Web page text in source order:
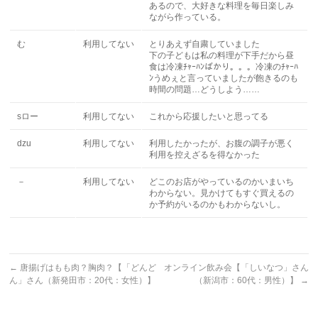
あるので、大好きな料理を毎日楽しみ
ながら作っている。
む 利用してない
とりあえず自粛していました
下の子どもは私の料理が下手だから昼
食は冷凍ﾁｬｰﾊﾝばかり。。。冷凍のﾁｬｰﾊ
ﾝうめぇと言っていましたが飽きるのも
時間の問題…どうしよう……
sロー 利用してない これから応援したいと思ってる
dzu 利用してない
利用したかったが、お腹の調子が悪く
利用を控えざるを得なかった
－ 利用してない
どこのお店がやっているのかいまいち
わからない。見かけてもすぐ買えるの
か予約がいるのかもわからないし。
← 唐揚げはもも肉？胸肉？【「どんど
ん」さん（新発田市：20代：女性）】
オンライン飲み会【「しいなつ」さん
（新潟市：60代：男性）】
→